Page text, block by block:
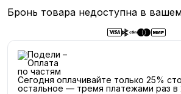
Бронь товара недоступна в
Сегодня оплачивайте только 25%
остальное — тремя платежами раз в